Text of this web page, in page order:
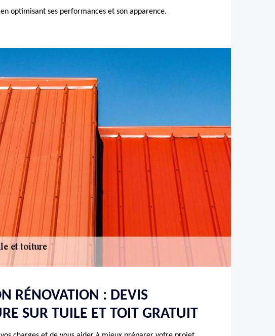
optimisant ses performances et son apparence.
RÉNOVATION : DEVIS
SUR TUILE ET TOIT GRATUIT